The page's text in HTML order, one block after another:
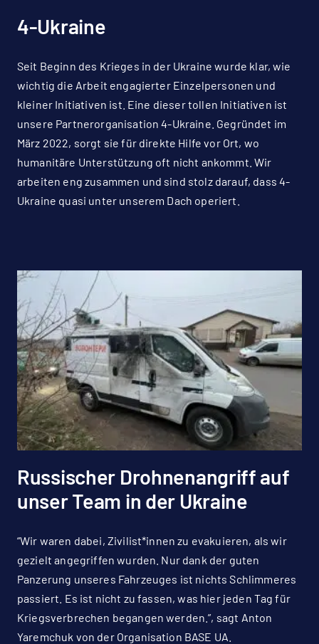
4-Ukraine
Seit Beginn des Krieges in der Ukraine wurde klar, wie
wichtig die Arbeit engagierter Einzelpersonen und
kleiner Initiativen ist. Eine dieser tollen Initiativen ist
unsere Partnerorganisation 4-Ukraine. Gegründet im
März 2022, sorgt sie für direkte Hilfe vor Ort, wo
humanitäre Unterstützung oft nicht ankommt. Wir
arbeiten eng zusammen und sind stolz darauf, dass 4-
Ukraine quasi unter unserem Dach operiert.
Russischer Drohnenangriff auf
unser Team in der Ukraine
“Wir waren dabei, Zivilist*innen zu evakuieren, als wir
gezielt angegriffen wurden. Nur dank der guten
Panzerung unseres Fahrzeuges ist nichts Schlimmeres
passiert. Es ist nicht zu fassen, was hier jeden Tag für
Kriegsverbrechen begangen werden.”, sagt Anton
Yaremchuk von der Organisation BASE UA.